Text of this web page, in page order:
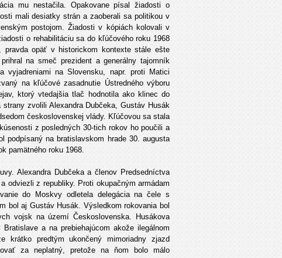
mu nestačila. Opakovane písal žiadosti o
mali desiatky strán a zaoberali sa politikou v
postojom. Žiadosti v kópiách kolovali v
o rehabilitáciu sa do kľúčového roku 1968
pravda opäť v historickom kontexte stále ešte
na smeč prezident a generálny tajomník
vyjadreniami na Slovensku, napr. proti Matici
na kľúčové zasadnutie Ústredného výboru
ktorý vtedajšia tlač hodnotila ako klinec do
zvolili Alexandra Dubčeka, Gustáv Husák
československej vlády. Kľúčovou sa stala
z posledných 30-tich rokov ho poučili a
podpísaný na bratislavskom hrade 30. augusta
pamätného roku 1968.
Alexandra Dubčeka a členov Predsedníctva
odviezli z republiky. Proti okupačným armádam
do Moskvy odletela delegácia na čele s
bol aj Gustáv Husák. Výsledkom rokovania bol
vojsk na území Československa. Husákova
a na prebiehajúcom akože ilegálnom
krátko predtým ukončený mimoriadny zjazd
za neplatný, pretože na ňom bolo málo